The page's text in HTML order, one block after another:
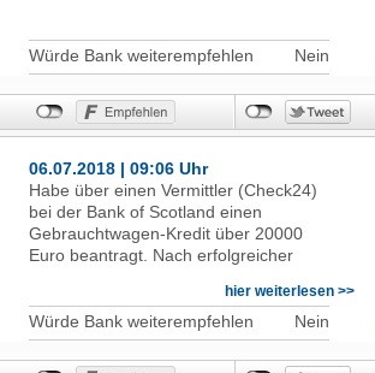
Würde Bank weiterempfehlen Nein
06.07.2018 | 09:06 Uhr
Habe über einen Vermittler (Check24)
bei der Bank of Scotland einen
Gebrauchtwagen-Kredit über 20000
Euro beantragt. Nach erfolgreicher
BoS (neben Offerten von anderen
Banken), welches ich unterzeichnete.
Es gab wenig Hürden, man musste
keine Zulassungsbescheinigung
hier weiterlesen >>
Würde Bank weiterempfehlen Nein